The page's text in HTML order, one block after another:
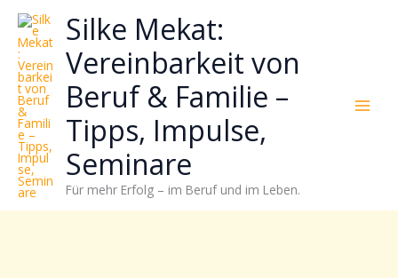
Zum
Inhalt
springen
Silke Mekat:
Vereinbarkeit von
Beruf & Familie –
Tipps, Impulse,
Seminare
Für mehr Erfolg – im Beruf und im Leben.
wie
sich
Stress
reduzieren
Energie
gezielter
einsetzen
lässt?
Einfach